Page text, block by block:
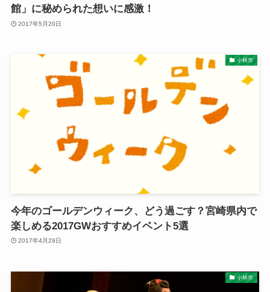
館」に秘められた想いに感激！
2017年5月20日
小林市
今年のゴールデンウィーク、どう過ごす？宮崎県内で
楽しめる2017GWおすすめイベント5選
2017年4月29日
小林市